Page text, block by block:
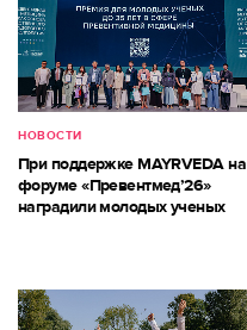
НОВОСТИ
При поддержке MAYRVEDA на
форуме «Превентмед’26»
наградили молодых ученых